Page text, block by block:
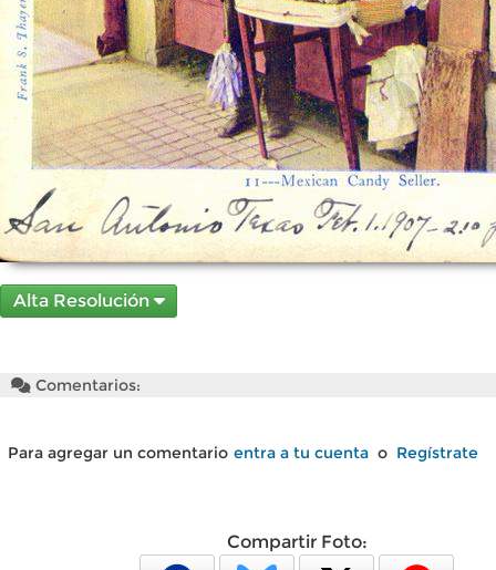
Alta Resolución
Comentarios:
Para agregar un comentario entra a tu cuenta o Regístrate
Compartir Foto: